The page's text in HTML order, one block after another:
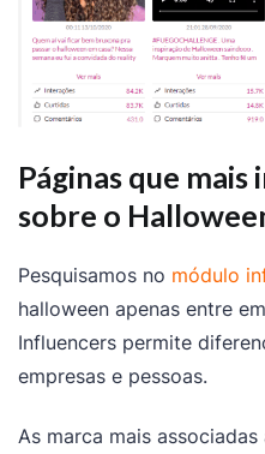
Páginas que
sobre o
Pesquisamos no módulo
halloween apenas entre
Influencers permite
empresas e pessoas.
As marca mais